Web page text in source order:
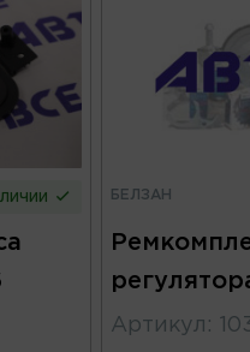
БЕЛЗАН
Артикул :